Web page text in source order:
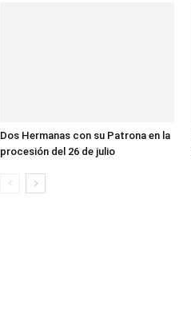
Dos Hermanas con su Patrona en la
procesión del 26 de julio